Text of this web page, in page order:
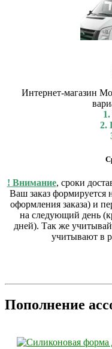
Интернет-магазин
2.
! Внимание, сроки
Ваш заказ формируется
оформления заказа) и
на следующий день
дней). Так же
учитывают в
Пополнение